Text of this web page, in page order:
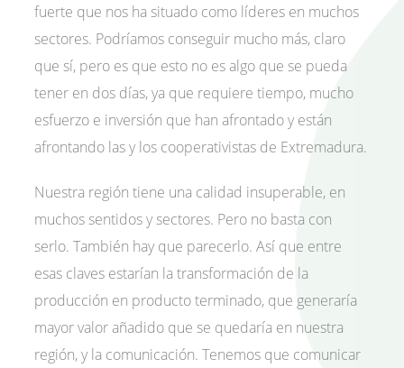
fuerte que nos ha situado como líderes en muchos
sectores. Podríamos conseguir mucho más, claro
que sí, pero es que esto no es algo que se pueda
tener en dos días, ya que requiere tiempo, mucho
esfuerzo e inversión que han afrontado y están
afrontando las y los cooperativistas de Extremadura.
Nuestra región tiene una calidad insuperable, en
muchos sentidos y sectores. Pero no basta con
serlo. También hay que parecerlo. Así que entre
esas claves estarían la transformación de la
producción en producto terminado, que generaría
mayor valor añadido que se quedaría en nuestra
región, y la comunicación. Tenemos que comunicar